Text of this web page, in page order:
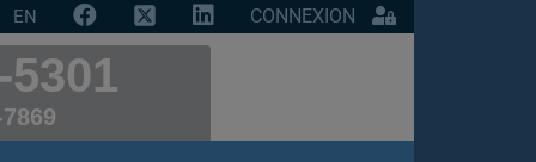
EN CONNEXION
5301